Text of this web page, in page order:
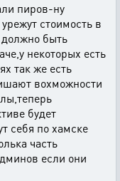
пиров-ну
стоимость в
должно быть
некоторых есть
так же есть
вохможности
будет
себя по хамске
часть
если они